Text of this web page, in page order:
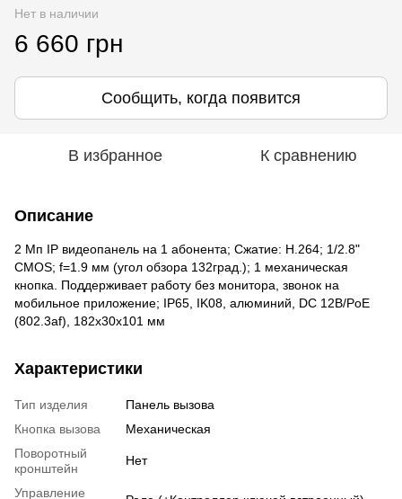
Нет в наличии
6 660 грн
Сообщить, когда появится
В избранное К сравнению
Описание
2 Мп IP видеопанель на 1 абонента; Сжатие: H.264; 1/2.8"
CMOS; f=1.9 мм (угол обзора 132град.); 1 механическая
кнопка. Поддерживает работу без монитора, звонок на
мобильное приложение; IP65, IK08, алюминий, DC 12В/PoE
(802.3af), 182х30х101 мм
Характеристики
Тип изделия
Панель вызова
Кнопка вызова
Механическая
Поворотный
кронштейн
Нет
Управление